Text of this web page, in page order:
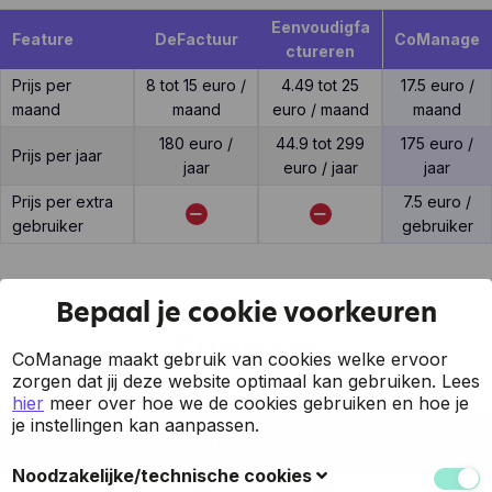
Feature DeFactuur
Eenvoudigfa
ctureren
CoManage
Prijs per
maand
8 tot 15 euro /
maand
4.49 tot 25
euro / maand
17.5 euro /
maand
Prijs per jaar
180 euro /
jaar
44.9 tot 299
euro / jaar
175 euro /
jaar
Prijs per extra
gebruiker
7.5 euro /
gebruiker
Support
Bepaal je cookie voorkeuren
CoManage maakt gebruik van cookies welke ervoor
zorgen dat jij deze website optimaal kan gebruiken. Lees
hier meer over hoe we de cookies gebruiken en hoe je
je instellingen kan aanpassen.
Noodzakelijke/technische cookies